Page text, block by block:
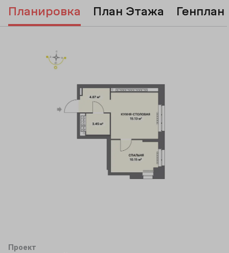
Проект
Планировка План Этажа Генплан